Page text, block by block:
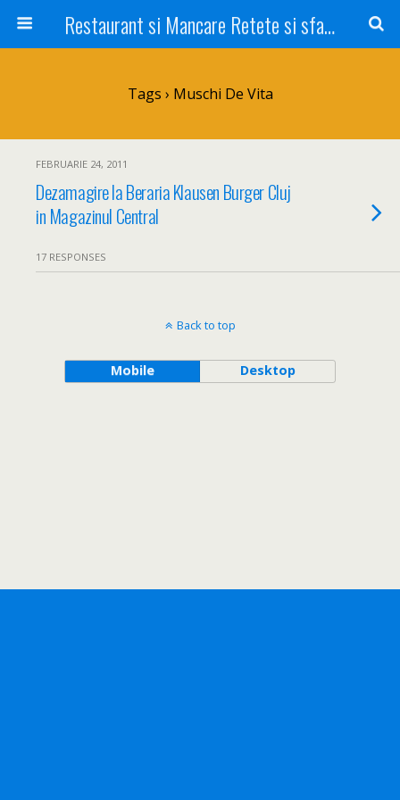
Restaurant si Mancare Retete si sfaturi Picant bun si rapid
Tags › Muschi De Vita
FEBRUARIE 24, 2011
Dezamagire la Beraria Klausen Burger Cluj
in Magazinul Central
17 RESPONSES
Back to top
Mobile Desktop